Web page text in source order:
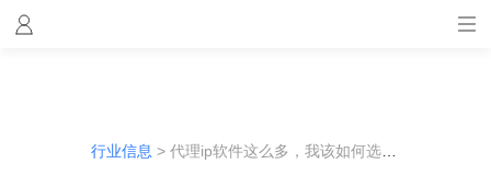
行业信息 > 代理ip软件这么多，我该如何选择？